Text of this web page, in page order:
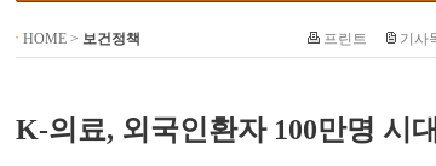
HOME> 보건정책 프린트 기사
K-의료, 외국인환자 100만명 시대